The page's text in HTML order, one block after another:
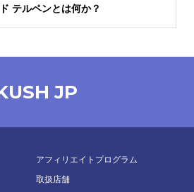
テルペンとは何か？
JP
アフィリエイトプログラム
取扱店舗